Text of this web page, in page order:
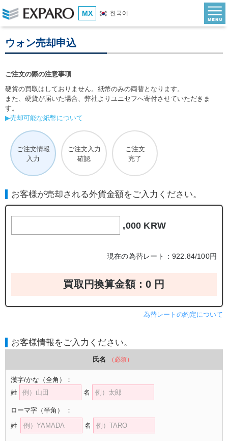
MX 한국어
ウォン売却申込
ご注文の際の注意事項
硬貨の買取はしておりません。紙幣のみの両替となります。
また、硬貨が届いた場合、弊社よりユニセフへ寄付させていただきま
す。
▶売却可能な紙幣について
ご注文情報
入力
ご注文入力
確認
ご注文
完了
お客様が売却される外貨金額をご入力ください。
,000 KRW
現在の為替レート：922.84/100円
買取円換算金額： 0 円
為替レートの約定について
お客様情報をご入力ください。
氏名 （必須）
漢字/かな （全角）
：
姓
名
ローマ字 （半角）
：
姓
名